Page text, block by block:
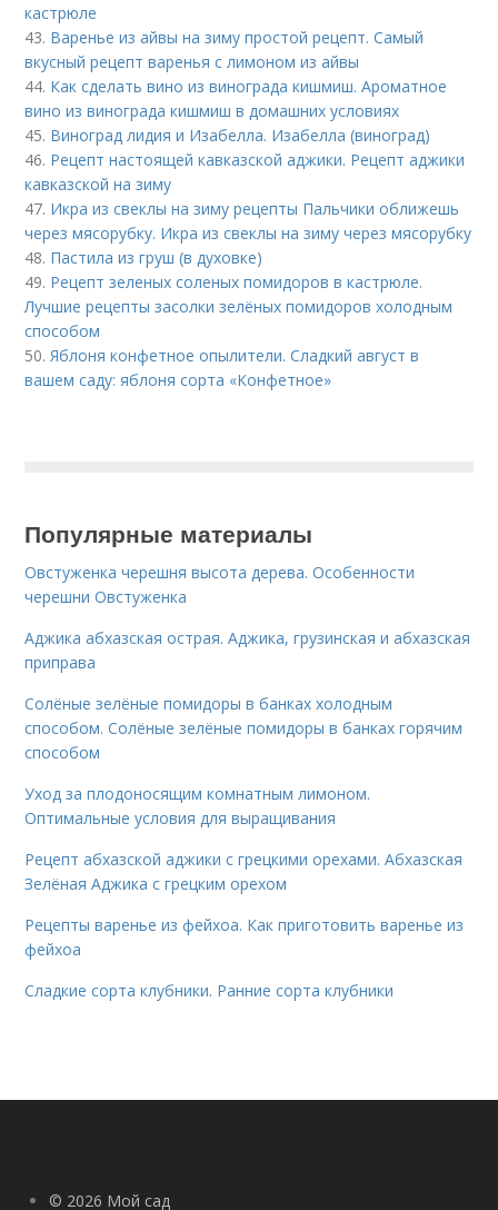
кастрюле
43. Варенье из айвы на зиму простой рецепт. Самый
вкусный рецепт варенья с лимоном из айвы
44. Как сделать вино из винограда кишмиш. Ароматное
вино из винограда кишмиш в домашних условиях
45. Виноград лидия и Изабелла. Изабелла (виноград)
46. Рецепт настоящей кавказской аджики. Рецепт аджики
кавказской на зиму
47. Икра из свеклы на зиму рецепты Пальчики оближешь
через мясорубку. Икра из свеклы на зиму через мясорубку
48. Пастила из груш (в духовке)
49. Рецепт зеленых соленых помидоров в кастрюле.
Лучшие рецепты засолки зелёных помидоров холодным
способом
50.Яблоня конфетное опылители. Сладкий август в
вашем саду: яблоня сорта «Конфетное»
Популярные материалы
Овстуженка черешня высота дерева. Особенности
черешни Овстуженка
Аджика абхазская острая. Аджика, грузинская и абхазская
приправа
Солёные зелёные помидоры в банках холодным
способом. Солёные зелёные помидоры в банках горячим
способом
Уход за плодоносящим комнатным лимоном.
Оптимальные условия для выращивания
Рецепт абхазской аджики с грецкими орехами. Абхазская
Зелёная Аджика с грецким орехом
Рецепты варенье из фейхоа. Как приготовить варенье из
фейхоа
Сладкие сорта клубники. Ранние сорта клубники
© 2026 Мой сад